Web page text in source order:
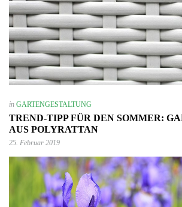
in GARTENGESTALTUNG
TREND-TIPP FÜR DEN SOMMER:
AUS POLYRATTAN
25. Februar 2019